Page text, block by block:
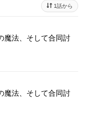
1話から
法、そして合同討
法、そして合同討